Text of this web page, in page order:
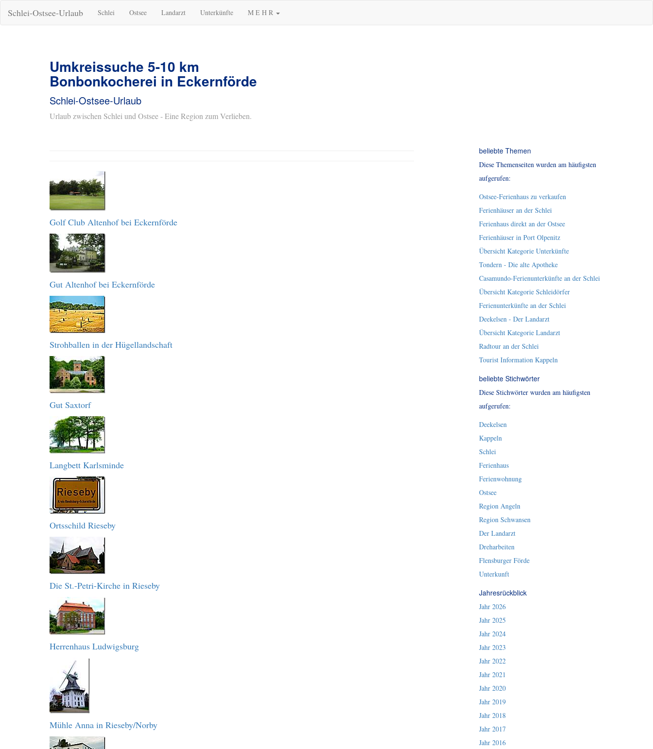
Schlei-Ostsee-Urlaub Schlei Ostsee Landarzt Unterkünfte M E H R
Umkreissuche 5-10 km
Bonbonkocherei in Eckernförde
Schlei-Ostsee-Urlaub
Urlaub zwischen Schlei und Ostsee - Eine Region zum Verlieben.
Golf Club Altenhof bei Eckernförde
Gut Altenhof bei Eckernförde
Strohballen in der Hügellandschaft
Gut Saxtorf
Langbett Karlsminde
Ortsschild Rieseby
Die St.-Petri-Kirche in Rieseby
Herrenhaus Ludwigsburg
Mühle Anna in Rieseby/Norby
beliebte Themen
Diese Themenseiten wurden am häufigsten
aufgerufen:
Ostsee-Ferienhaus zu verkaufen
Ferienhäuser an der Schlei
Ferienhaus direkt an der Ostsee
Ferienhäuser in Port Olpenitz
Übersicht Kategorie Unterkünfte
Tondern - Die alte Apotheke
Casamundo-Ferienunterkünfte an der Schlei
Übersicht Kategorie Schleidörfer
Ferienunterkünfte an der Schlei
Deekelsen - Der Landarzt
Übersicht Kategorie Landarzt
Radtour an der Schlei
Tourist Information Kappeln
beliebte Stichwörter
Diese Stichwörter wurden am häufigsten
aufgerufen:
Deekelsen
Kappeln
Schlei
Ferienhaus
Ferienwohnung
Ostsee
Region Angeln
Region Schwansen
Der Landarzt
Dreharbeiten
Flensburger Förde
Unterkunft
Jahresrückblick
Jahr 2026
Jahr 2025
Jahr 2024
Jahr 2023
Jahr 2022
Jahr 2021
Jahr 2020
Jahr 2019
Jahr 2018
Jahr 2017
Jahr 2016